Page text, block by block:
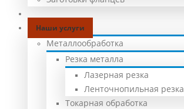
Наши услуги
Металлообработка
Резка металла
Лазерная резка
Ленточнопильная резка
Токарная обработка